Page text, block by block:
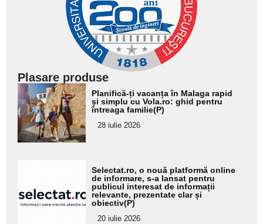
Plasare produse
Adaugă
aici textul
pentru
subtitlu
Planifică-ți vacanța în Malaga rapid
și simplu cu Vola.ro: ghid pentru
întreaga familie(P)
28 iulie 2026
pentru
subtitlu
Selectat.ro, o nouă platformă online
de informare, s-a lansat pentru
publicul interesat de informații
relevante, prezentate clar și
obiectiv(P)
20 iulie 2026